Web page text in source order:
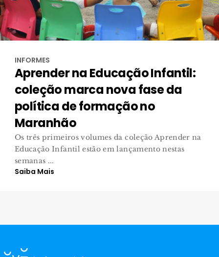
INFORMES
Aprender na Educação Infantil:
coleção marca nova fase da
política de formação no
Maranhão
Os três primeiros volumes da coleção Aprender na
Educação Infantil estão em lançamento nestas
semanas ...
Saiba Mais